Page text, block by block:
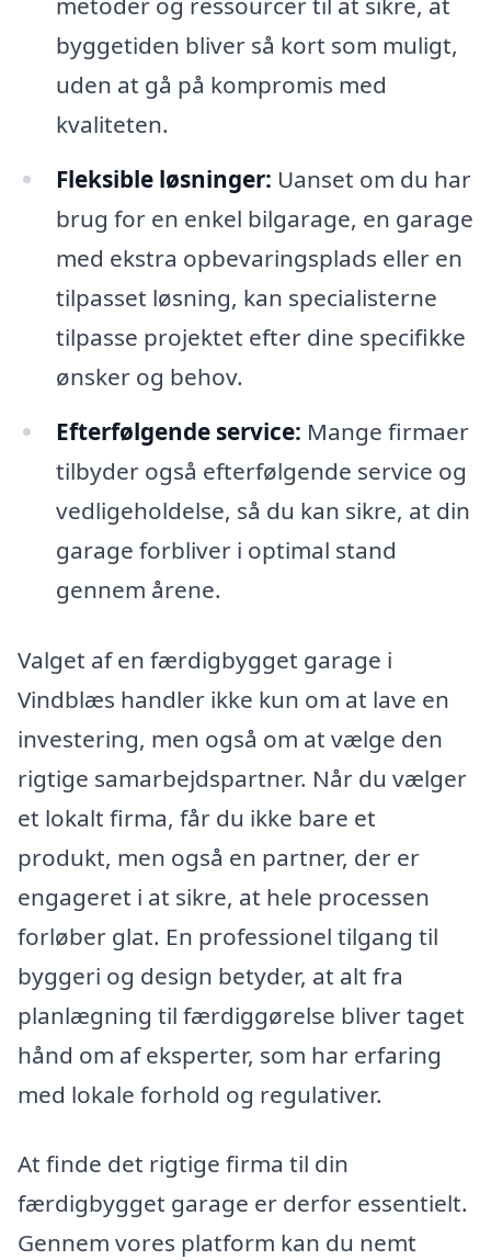
byggetiden bliver så kort som muligt,
uden at gå på kompromis med
kvaliteten.
Fleksible løsninger: Uanset om du har
brug for en enkel bilgarage, en garage
med ekstra opbevaringsplads eller en
tilpasset løsning, kan specialisterne
tilpasse projektet efter dine specifikke
ønsker og behov.
Efterfølgende service: Mange firmaer
tilbyder også efterfølgende service og
vedligeholdelse, så du kan sikre, at din
garage forbliver i optimal stand
gennem årene.
Valget af en færdigbygget garage i
Vindblæs handler ikke kun om at lave en
investering, men også om at vælge den
rigtige samarbejdspartner. Når du vælger
et lokalt firma, får du ikke bare et
produkt, men også en partner, der er
engageret i at sikre, at hele processen
forløber glat. En professionel tilgang til
byggeri og design betyder, at alt fra
planlægning til færdiggørelse bliver taget
hånd om af eksperter, som har erfaring
med lokale forhold og regulativer.
At finde det rigtige firma til din
færdigbygget garage er derfor essentielt.
Gennem vores platform kan du nemt